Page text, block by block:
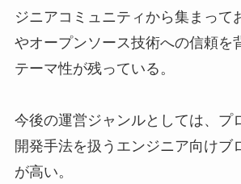
ジニアコミュニティから集まって
やオープンソース技術への信頼を
テーマ性が残っている。
今後の運営ジャンルとしては、プ
開発手法を扱うエンジニア向けブ
が高い。